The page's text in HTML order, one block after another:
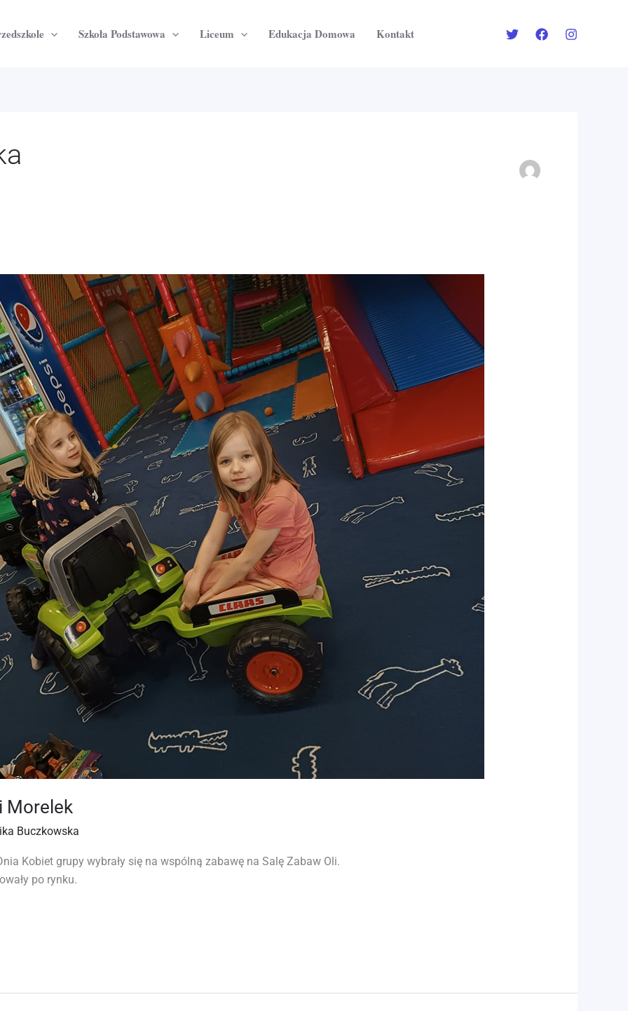
Szkoła Podstawowa Liceum Edukacja Domowa Kontakt
Morelek
Buczkowska
Kobiet grupy wybrały się na wspólną zabawę na Salę Zabaw Oli.
po rynku.